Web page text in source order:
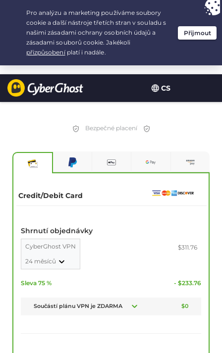
CS
Your choice:The Best Dealfor 3.3333333333333-years at $
/month
Bezpečné placení
Credit/Debit Card
Shrnutí objednávky
CyberGhost VPN
24 měsíců
$311.76
Sleva 75 % - $233.76
Součástí plánu VPN je ZDARMA $0